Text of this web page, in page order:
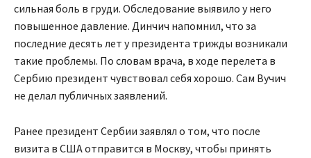
сильная боль в груди. Обследование выявило у него
повышенное давление. Динчич напомнил, что за
последние десять лет у президента трижды возникали
такие проблемы. По словам врача, в ходе перелета в
Сербию президент чувствовал себя хорошо. Сам Вучич
не делал публичных заявлений.
Ранее президент Сербии заявлял о том, что после
визита в США отправится в Москву, чтобы принять